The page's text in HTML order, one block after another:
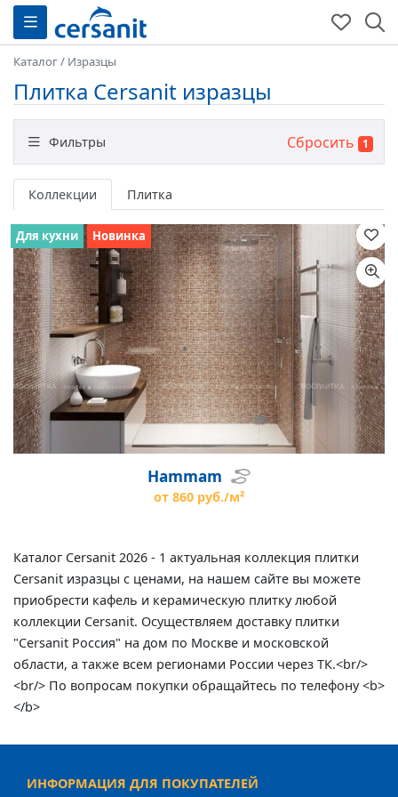
Каталог/ Изразцы
Плитка Cersanit изразцы
Фильтры Сбросить 1
Назначение
Цвет
Размер
Коллекции Плитка
Hammam
от 860 руб./м²
Для кухни Новинка
Каталог Cersanit 2026 - 1 актуальная коллекция плитки
Cersanit изразцы с ценами, на нашем сайте вы можете
приобрести кафель и керамическую плитку любой
коллекции Cersanit. Осуществляем доставку плитки
"Cersanit Россия" на дом по Москве и московской
области, а также всем регионами России через ТК.<br/>
<br/> По вопросам покупки обращайтесь по телефону <b>
</b>
ИНФОРМАЦИЯ ДЛЯ ПОКУПАТЕЛЕЙ